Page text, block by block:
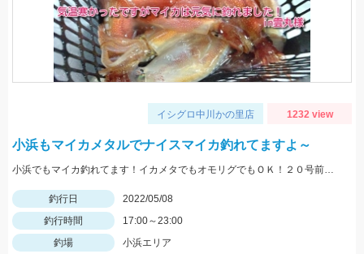
イシグロ中川かの里店 1232 view
小浜もマイカメタルでナイスマイカ釣れてますよ～
小浜でもマイカ釣れてます！イカメタでもオモリグでもＯＫ！２０号前後用意していきましょう
釣行日
2022/05/08
釣行時間
17:00～23:00
釣場
小浜エリア